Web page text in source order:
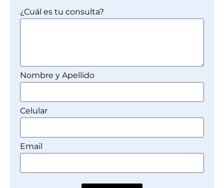
¿Cuál es tu consulta?
Nombre y Apellido
Celular
Email